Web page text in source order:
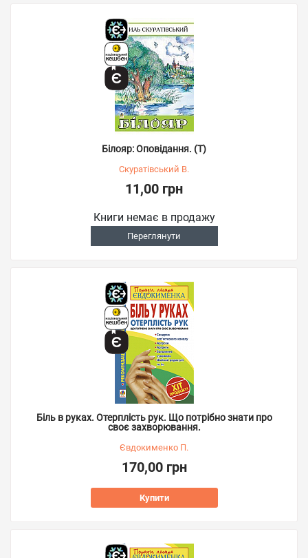
Білояр: Оповідання. (Т)
Скуратівський В.
11,00 грн
Книги немає в продажу
Переглянути
Біль в руках. Отерплість рук. Що потрібно знати про
своє захворювання.
Євдокименко П.
170,00 грн
Купити